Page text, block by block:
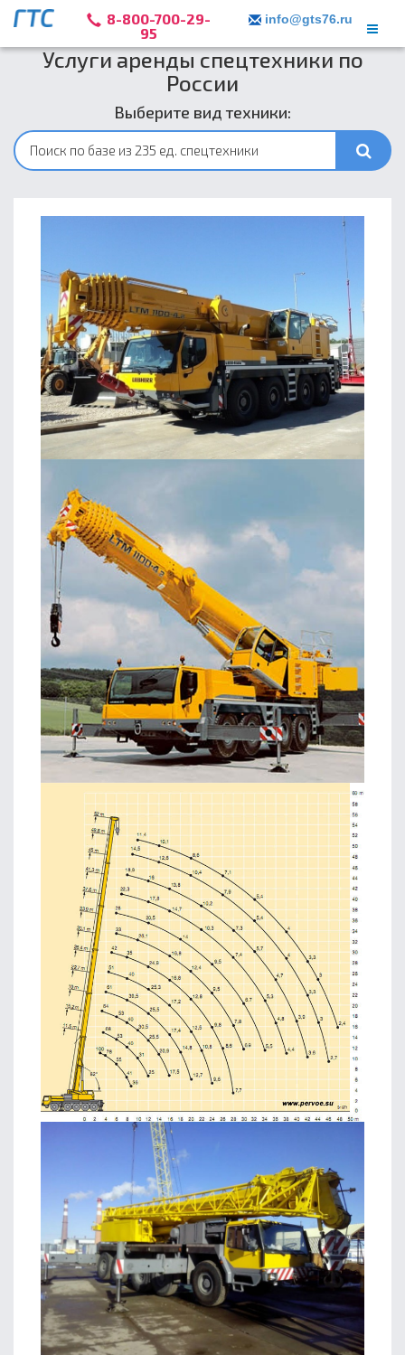
8-800-700-29-
95
info@gts76.ru
Услуги аренды спецтехники по
России
Выберите вид техники: